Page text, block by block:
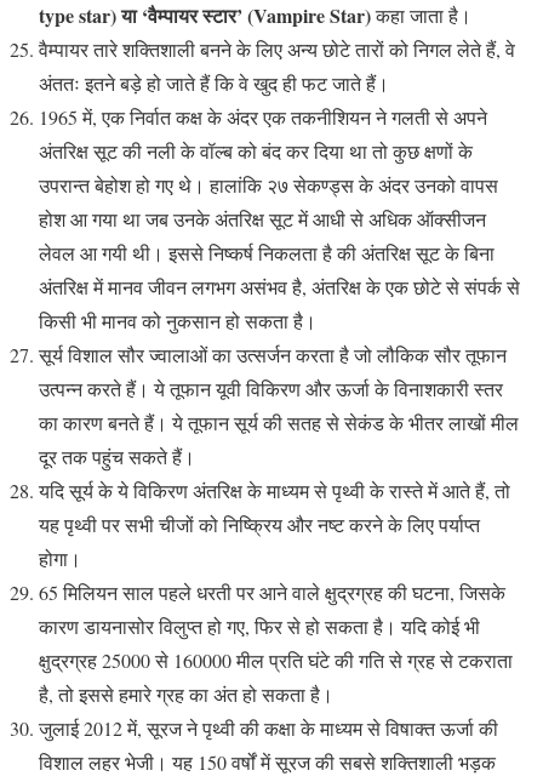
type star) या ‘वैम्पायर स्टार’ (Vampire Star)कहा जाता है।
वैम्पायर तारे शक्तिशाली बनने के लिए अन्य छोटे तारों को निगल लेते हैं, वे
अंततः इतने बड़े हो जाते हैं कि वे खुद ही फट जाते हैं।
1965 में, एक निर्वात कक्ष के अंदर एक तकनीशियन ने गलती से अपने
अंतरिक्ष सूट की नली के वॉल्ब को बंद कर दिया था तो कुछ क्षणों के
उपरान्त बेहोश हो गए थे। हालांकि २७ सेकण्ड्स के अंदर उनको वापस
होश आ गया था जब उनके अंतरिक्ष सूट में आधी से अधिक ऑक्सीजन
लेवल आ गयी थी। इससे निष्कर्ष निकलता है की अंतरिक्ष सूट के बिना
अंतरिक्ष में मानव जीवन लगभग असंभव है, अंतरिक्ष के एक छोटे से संपर्क से
किसी भी मानव को नुकसान हो सकता है।
सूर्य विशाल सौर ज्वालाओं का उत्सर्जन करता है जो लौकिक सौर तूफान
उत्पन्न करते हैं। ये तूफान यूवी विकिरण और ऊर्जा के विनाशकारी स्तर
का कारण बनते हैं। ये तूफान सूर्य की सतह से सेकंड के भीतर लाखों मील
दूर तक पहुंच सकते हैं।
यदि सूर्य के ये विकिरण अंतरिक्ष के माध्यम से पृथ्वी के रास्ते में आते हैं, तो
यह पृथ्वी पर सभी चीजों को निष्क्रिय और नष्ट करने के लिए पर्याप्त
होगा।
65 मिलियन साल पहले धरती पर आने वाले क्षुद्रग्रह की घटना, जिसके
कारण डायनासोर विलुप्त हो गए, फिर से हो सकता है। यदि कोई भी
क्षुद्रग्रह 25000 से 160000 मील प्रति घंटे की गति से ग्रह से टकराता
है, तो इससे हमारे ग्रह का अंत हो सकता है।
जुलाई 2012 में, सूरज ने पृथ्वी की कक्षा के माध्यम से विषाक्त ऊर्जा की
विशाल लहर भेजी। यह 150 वर्षों में सूरज की सबसे शक्तिशाली भड़क